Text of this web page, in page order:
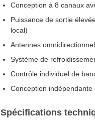
Conception à 8 canaux
Puissance de sortie
local)
Antennes
Système de
Contrôle individuel de
Conception
Spécifications